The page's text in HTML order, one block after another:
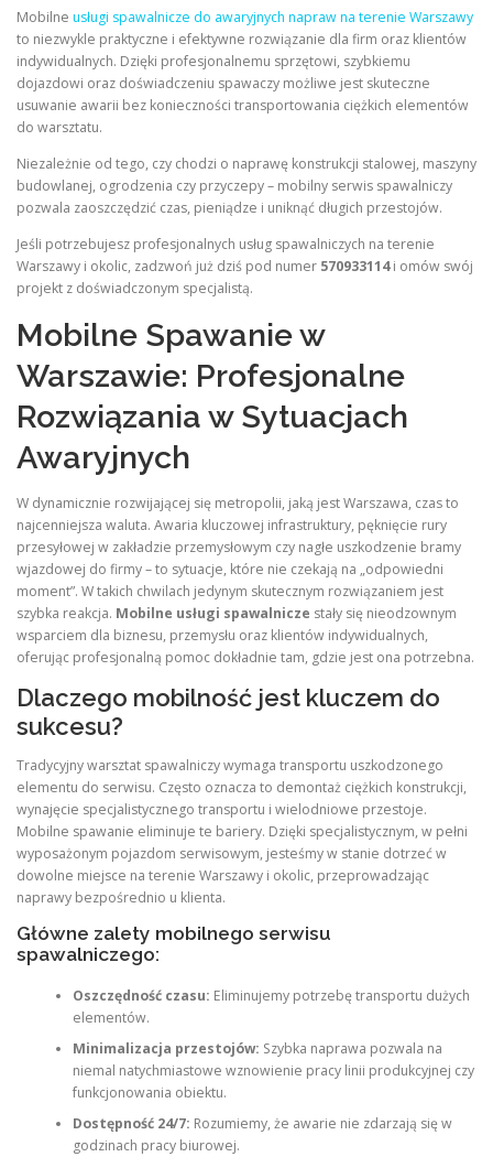
Mobilne usługi spawalnicze do awaryjnych napraw na terenie Warszawy
to niezwykle praktyczne i efektywne rozwiązanie dla firm oraz klientów
indywidualnych. Dzięki profesjonalnemu sprzętowi, szybkiemu
dojazdowi oraz doświadczeniu spawaczy możliwe jest skuteczne
usuwanie awarii bez konieczności transportowania ciężkich elementów
do warsztatu.
Niezależnie od tego, czy chodzi o naprawę konstrukcji stalowej, maszyny
budowlanej, ogrodzenia czy przyczepy – mobilny serwis spawalniczy
pozwala zaoszczędzić czas, pieniądze i uniknąć długich przestojów.
Jeśli potrzebujesz profesjonalnych usług spawalniczych na terenie
Warszawy i okolic, zadzwoń już dziś pod numer 570933114i omów swój
projekt z doświadczonym specjalistą.
Mobilne Spawanie w
Warszawie: Profesjonalne
Rozwiązania w Sytuacjach
Awaryjnych
W dynamicznie rozwijającej się metropolii, jaką jest Warszawa, czas to
najcenniejsza waluta. Awaria kluczowej infrastruktury, pęknięcie rury
przesyłowej w zakładzie przemysłowym czy nagłe uszkodzenie bramy
wjazdowej do firmy – to sytuacje, które nie czekają na „odpowiedni
moment”. W takich chwilach jedynym skutecznym rozwiązaniem jest
szybka reakcja. Mobilne usługi spawalnicze stały się nieodzownym
wsparciem dla biznesu, przemysłu oraz klientów indywidualnych,
oferując profesjonalną pomoc dokładnie tam, gdzie jest ona potrzebna.
Dlaczego mobilność jest kluczem do
sukcesu?
Tradycyjny warsztat spawalniczy wymaga transportu uszkodzonego
elementu do serwisu. Często oznacza to demontaż ciężkich konstrukcji,
wynajęcie specjalistycznego transportu i wielodniowe przestoje.
Mobilne spawanie eliminuje te bariery. Dzięki specjalistycznym, w pełni
wyposażonym pojazdom serwisowym, jesteśmy w stanie dotrzeć w
dowolne miejsce na terenie Warszawy i okolic, przeprowadzając
naprawy bezpośrednio u klienta.
Główne zalety mobilnego serwisu
spawalniczego:
Oszczędność czasu: Eliminujemy potrzebę transportu dużych
elementów.
Minimalizacja przestojów: Szybka naprawa pozwala na
niemal natychmiastowe wznowienie pracy linii produkcyjnej czy
funkcjonowania obiektu.
Dostępność 24/7: Rozumiemy, że awarie nie zdarzają się w
godzinach pracy biurowej.